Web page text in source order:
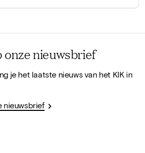
onze nieuwsbrief
je het laatste nieuws van het KIK in
nieuwsbrief